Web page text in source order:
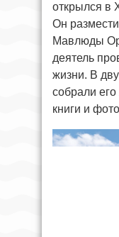
открылся в
Он
Мавлюды
деятель
жизни. В
собрали
книги и